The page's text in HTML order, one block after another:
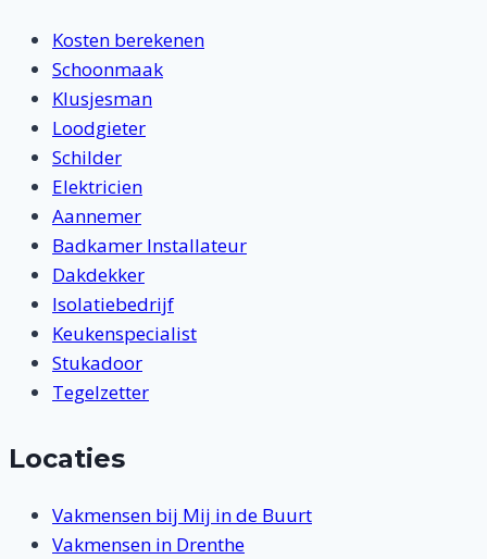
Kosten berekenen
Schoonmaak
Klusjesman
Loodgieter
Schilder
Elektricien
Aannemer
Badkamer Installateur
Dakdekker
Isolatiebedrijf
Keukenspecialist
Stukadoor
Tegelzetter
Locaties
Vakmensen bij Mij in de Buurt
Vakmensen in Drenthe